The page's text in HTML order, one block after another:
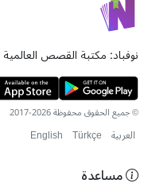
نوفباد: مكتبة القصص العالمية
© جميع الحقوق محفوظة 2026-2017
العربية English Türkçe
مساعدة